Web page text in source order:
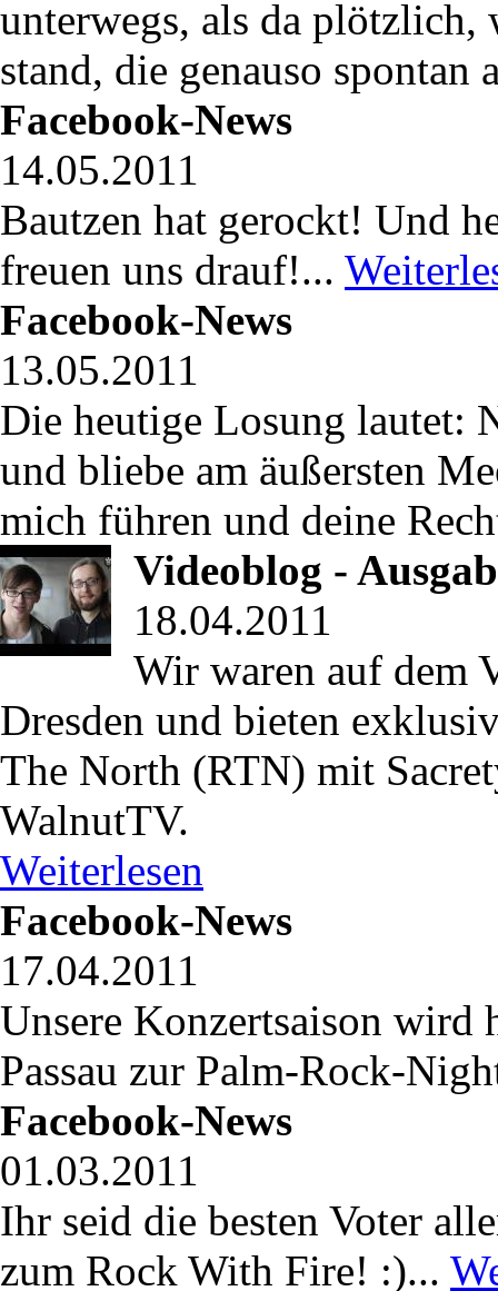
unterwegs, als da plötzlich,
stand, die genauso spontan
Facebook-News
14.05.2011
Bautzen hat gerockt! Und
freuen uns drauf!...
Facebook-News
13.05.2011
Die heutige Losung lautet:
und bliebe am äußersten
mich führen und deine
Videoblog -
18.04.2011
Wir waren auf dem
Dresden und bieten
The North (RTN) mit
WalnutTV.
Weiterlesen
Facebook-News
17.04.2011
Unsere Konzertsaison wird
Passau zur Palm-Rock-
Facebook-News
01.03.2011
Ihr seid die besten Voter
zum Rock With Fire! :)...